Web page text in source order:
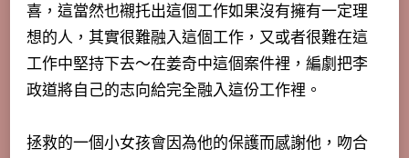
喜，這當然也襯托出這個工作如果沒有擁有一定理
想的人，其實很難融入這個工作，又或者很難在這
工作中堅持下去～在姜奇中這個案件裡，編劇把李
政道將自己的志向給完全融入這份工作裡。
拯救的一個小女孩會因為他的保護而感謝他，吻合